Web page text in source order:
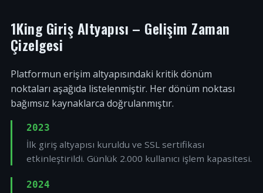
1King Giriş Altyapısı – Gelişim Zaman
Çizelgesi
Platformun erişim altyapısındaki kritik dönüm
noktaları aşağıda listelenmiştir. Her dönüm noktası
bağımsız kaynaklarca doğrulanmıştır.
2023
İlk giriş altyapısı kuruldu ve SSL sertifikası
etkinleştirildi. Günlük 2.000 kullanıcı işlem kapasitesi.
2024